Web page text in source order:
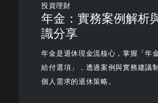
投資理財
年金：實務案例解析
識分享
年金是退休現金流核心，掌握「年
給付選項」，透過案例與實務建議
個人需求的退休策略。